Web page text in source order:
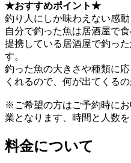
★おすすめポイント★
釣り人にしか味わえない感動
自分で釣った魚は居酒屋で
提携している居酒屋で釣っ
す。
釣った魚の大きさや種類に
くれるので、何が出てくる
※ご希望の方はご予約時に
業となります、時間と人数
料金について